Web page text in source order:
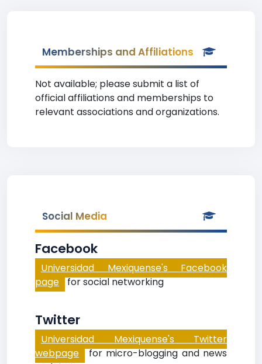
Memberships and Affiliations
Not available; please submit a list of
official affiliations and memberships to
relevant associations and organizations.
Social Media
Facebook
Universidad Mexiquense's Facebook
page for social networking
Twitter
Universidad Mexiquense's Twitter
webpage for micro-blogging and news